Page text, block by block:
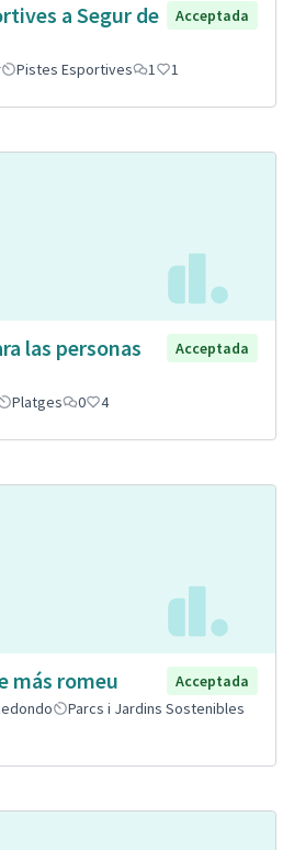
a Segur de
Acceptada
Pistes Esportives 1 1
las personas
Acceptada
Platges 0 4
más romeu
Acceptada
Parcs i Jardins Sostenibles